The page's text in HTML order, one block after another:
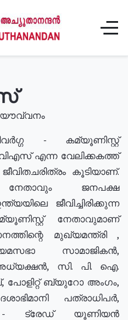
യൌവ്വനം
- കമ്യൂണിസ്റ്റ്
എന്ന വേലിക്കകത്ത്
കൂടിയാണ്.
നേതാവും ജനപക്ഷ
ജീവിച്ചിരിക്കുന്ന
നേതാവുമാണ്
മുഖ്യമന്ത്രി ,
സാമാജികൻ,
അധ്യക്ഷൻ, സി. പി. ഐ.
പോളിറ്റ് ബ്യുറോ അംഗം,
പത്രാധിപർ,
- ട്രേഡ് യൂണിയൻ